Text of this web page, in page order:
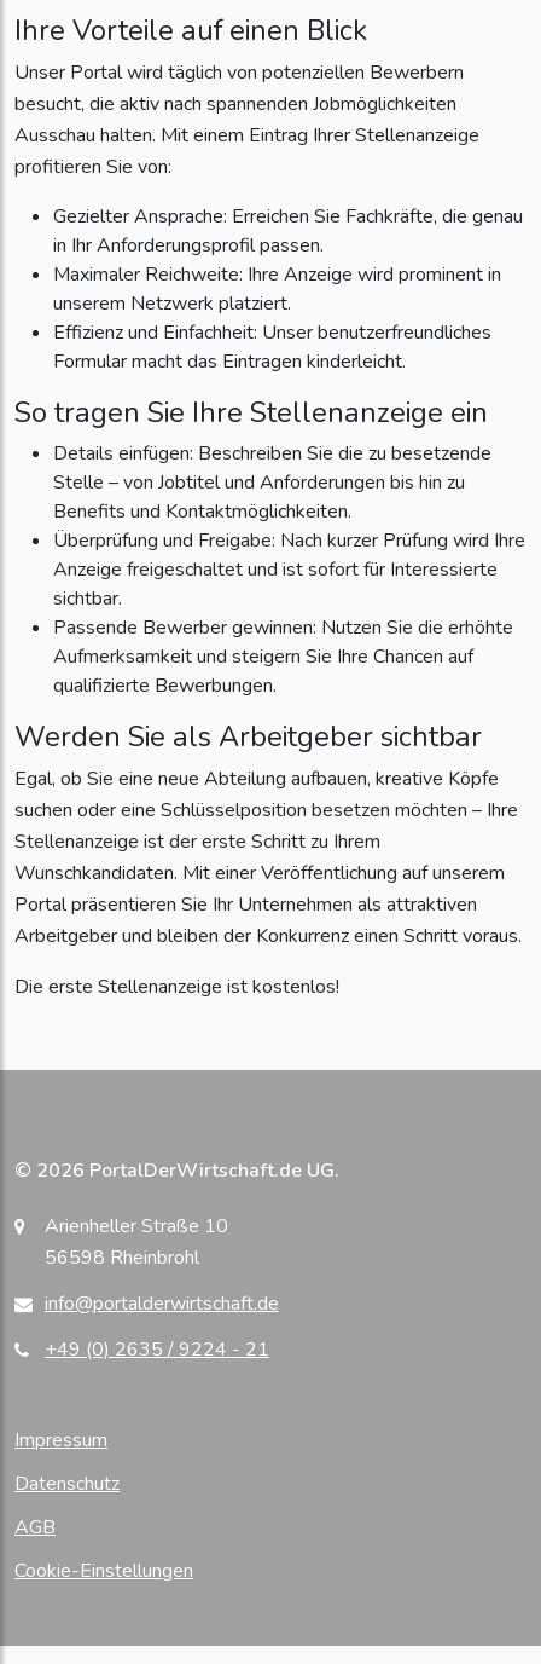
Ihre Vorteile auf einen Blick
Unser Portal wird täglich von potenziellen Bewerbern
besucht, die aktiv nach spannenden Jobmöglichkeiten
Ausschau halten. Mit einem Eintrag Ihrer Stellenanzeige
profitieren Sie von:
Gezielter Ansprache: Erreichen Sie Fachkräfte, die genau
in Ihr Anforderungsprofil passen.
Maximaler Reichweite: Ihre Anzeige wird prominent in
unserem Netzwerk platziert.
Effizienz und Einfachheit: Unser benutzerfreundliches
Formular macht das Eintragen kinderleicht.
So tragen Sie Ihre Stellenanzeige ein
Details einfügen: Beschreiben Sie die zu besetzende
Stelle – von Jobtitel und Anforderungen bis hin zu
Benefits und Kontaktmöglichkeiten.
Überprüfung und Freigabe: Nach kurzer Prüfung wird Ihre
Anzeige freigeschaltet und ist sofort für Interessierte
sichtbar.
Passende Bewerber gewinnen: Nutzen Sie die erhöhte
Aufmerksamkeit und steigern Sie Ihre Chancen auf
qualifizierte Bewerbungen.
Werden Sie als Arbeitgeber sichtbar
Egal, ob Sie eine neue Abteilung aufbauen, kreative Köpfe
suchen oder eine Schlüsselposition besetzen möchten – Ihre
Stellenanzeige ist der erste Schritt zu Ihrem
Wunschkandidaten. Mit einer Veröffentlichung auf unserem
Portal präsentieren Sie Ihr Unternehmen als attraktiven
Arbeitgeber und bleiben der Konkurrenz einen Schritt voraus.
Die erste Stellenanzeige ist kostenlos!
© 2026 PortalDerWirtschaft.de UG.
Arienheller Straße 10
56598 Rheinbrohl
info@portalderwirtschaft.de
+49 (0) 2635 / 9224 - 21
Impressum
Datenschutz
AGB
Cookie-Einstellungen